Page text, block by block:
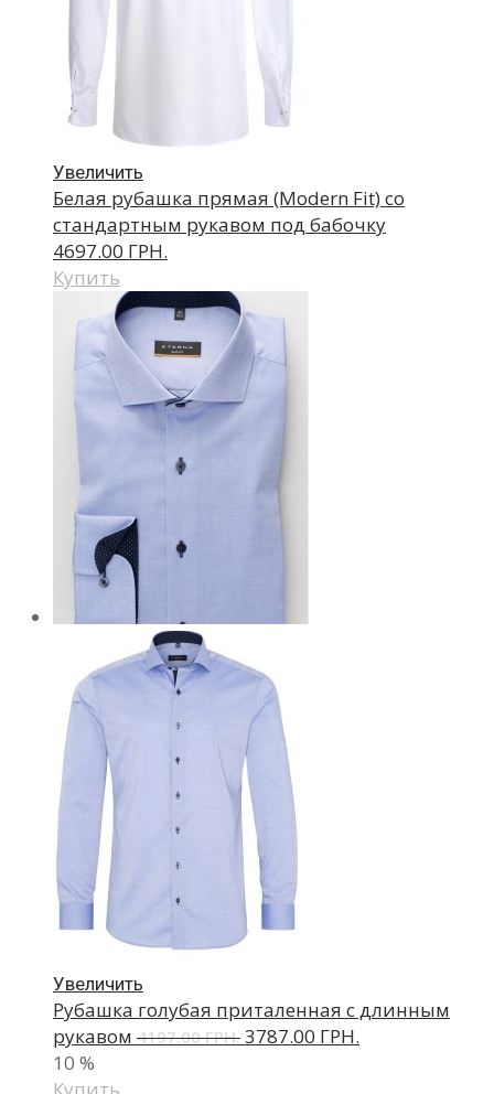
Увеличить
Белая рубашка прямая (Modern Fit) со
стандартным рукавом под бабочку
4697.00 ГРН.
Купить
Увеличить
Рубашка голубая приталенная с длинным
рукавом 4197.00 ГРН. 3787.00 ГРН.
10 %
Купить